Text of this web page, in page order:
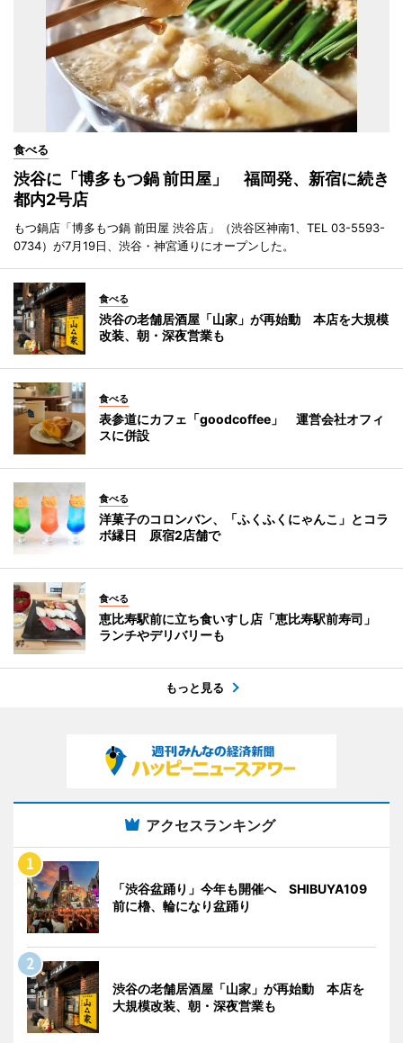
食べる
渋谷に「博多もつ鍋 前田屋」 福岡発、新宿に続き
都内2号店
もつ鍋店「博多もつ鍋 前田屋 渋谷店」（渋谷区神南1、TEL 03-5593-
0734）が7月19日、渋谷・神宮通りにオープンした。
食べる
渋谷の老舗居酒屋「山家」が再始動 本店を大規模
改装、朝・深夜営業も
食べる
表参道にカフェ「goodcoffee」 運営会社オフィ
スに併設
食べる
洋菓子のコロンバン、「ふくふくにゃんこ」とコラ
ボ縁日 原宿2店舗で
食べる
恵比寿駅前に立ち食いすし店「恵比寿駅前寿司」
ランチやデリバリーも
もっと見る
アクセスランキング
「渋谷盆踊り」今年も開催へ SHIBUYA109
前に櫓、輪になり盆踊り
渋谷の老舗居酒屋「山家」が再始動 本店を
大規模改装、朝・深夜営業も